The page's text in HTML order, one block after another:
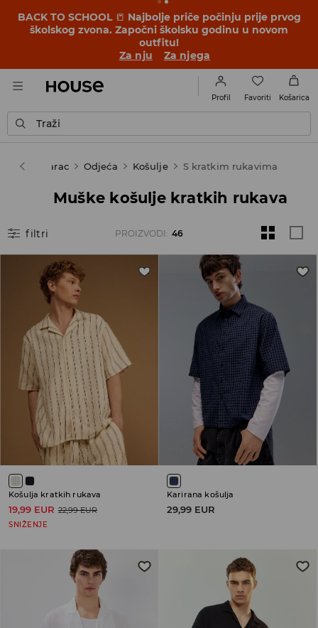
BACK TO SCHOOL 📒 Najbolje priče počinju prije prvog
školskog zvona. Započni školsku godinu u novom
outfitu!
Za nju
Za njega
Profil Favoriti Košarica
Traži
Muškarac Odjeća Košulje S kratkim rukavima
Muške košulje kratkih rukava
filtri PROIZVODI : 46
Košulja kratkih rukava
19,99 EUR 22,99 EUR
SNIŽENJE
Karirana košulja
29,99 EUR